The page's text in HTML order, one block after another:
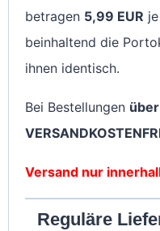
betragen 5,99 EUR
beinhaltend die
ihnen identisch.
Bei Bestellungen
Versand nur
Reguläre